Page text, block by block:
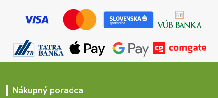
Nákupný poradca